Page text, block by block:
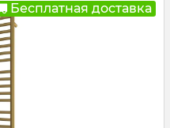
Бесплатная доставка